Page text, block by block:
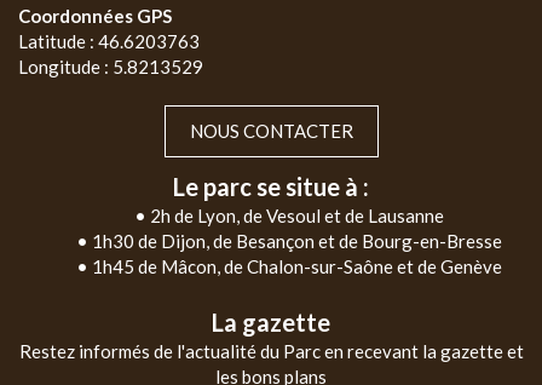
Coordonnées GPS
Latitude : 46.6203763
Longitude : 5.8213529
NOUS CONTACTER
Le parc se situe à :
• 2h de Lyon, de Vesoul et de Lausanne
• 1h30 de Dijon, de Besançon et de Bourg-en-Bresse
• 1h45 de Mâcon, de Chalon-sur-Saône et de Genève
La gazette
Restez informés de l'actualité du Parc en recevant la gazette et
les bons plans